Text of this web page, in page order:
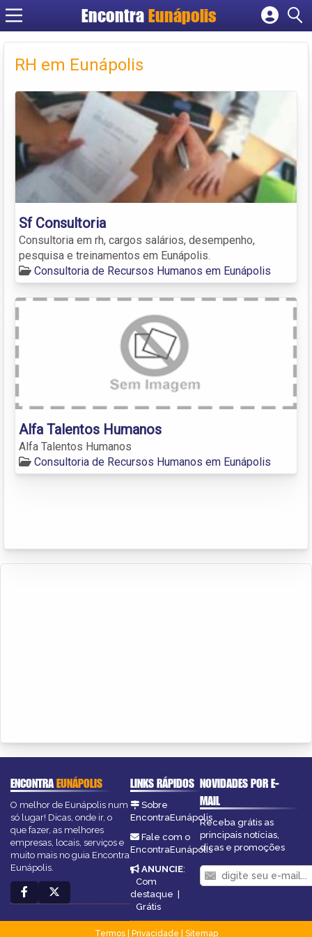
EncontraEunápolis
Cadastrar empresa
Criar conta
RH em Eunápolis
Sf Consultoria
Consultoria em rh, cargos salários, desempenho,
pesquisa e treinamentos em Eunápolis.
Consultoria de Recursos Humanos em Eunápolis
Alfa Talentos Humanos
Alfa Talentos Humanos
Consultoria de Recursos Humanos em Eunápolis
ENCONTRAEUNÁPOLIS
O melhor de Eunápolis num
só lugar! Dicas, onde ir, o
que fazer, as melhores
empresas, locais, serviços e
muito mais no guia Encontra
Eunápolis.
LINKS RÁPIDOS
Sobre
EncontraEunápolis
Fale com o
EncontraEunápolis
ANUNCIE:
Com
destaque |
Grátis
NOVIDADES POR E-
MAIL
Receba grátis as
principais notícias,
dicas e promoções
Termos| Privacidade
Sitemap